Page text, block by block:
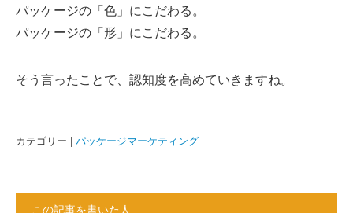
パッケージの「色」にこだわる。
パッケージの「形」にこだわる。
そう言ったことで、認知度を高めていきますね。
カテゴリー | パッケージマーケティング
この記事を書いた人